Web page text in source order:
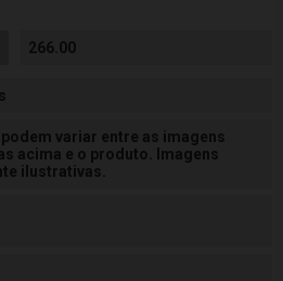
266.00
variar entre as imagens
acima e o produto. Imagens
ilustrativas.